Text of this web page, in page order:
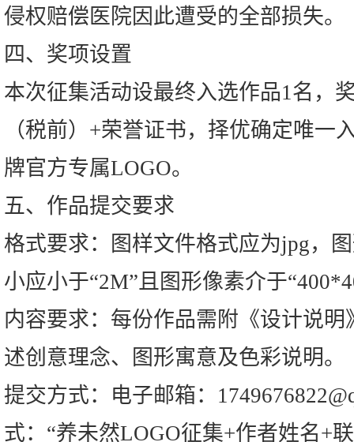
侵权赔偿医院因此遭受的全部损失。
四、奖项设置
本次征集活动设最终入选作品1名，
（税前）+荣誉证书，择优确定唯一
牌官方专属LOGO。
五、作品提交要求
格式要求：图样文件格式应为jpg，
小应小于“2M”且图形像素介于
内容要求：每份作品需附《设计说明
述创意理念、图形寓意及色彩说明。
提交方式：电子邮箱：
式：“养未然LOGO征集+作者姓名+